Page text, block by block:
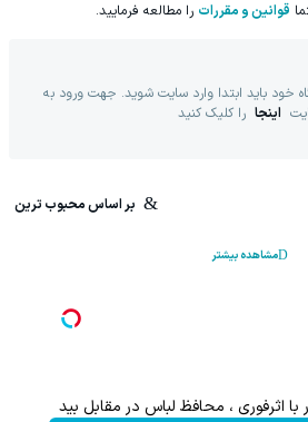
قوانین و مقررات را مطالعه فرمایید.
خود باید ابتدا وارد سایت شوید. جهت ورود به
اینجا را کلیک کنید
بر اساس محبوب ترین
مشاهده بیشتر
اثرفوری ، محافظ لباس در مقابل بید